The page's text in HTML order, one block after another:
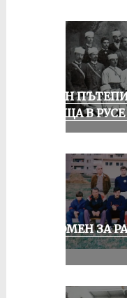
ЕДИН
СРЕЩА В
СПОМЕН ЗА